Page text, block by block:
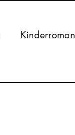
Kinderroman